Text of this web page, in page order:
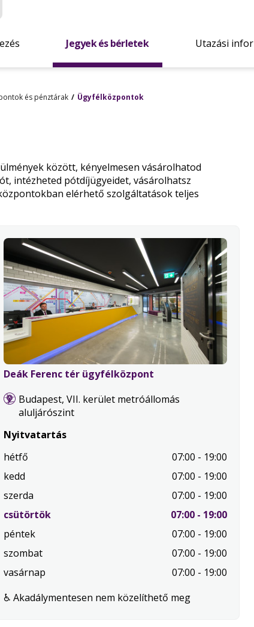
Jegyek és bérletek Utazási
és pénztárak Ügyfélközpontok
között, kényelmesen vásárolhatod
intézheted pótdíjügyeidet, vásárolhatsz
elérhető szolgáltatások teljes
Deák Ferenc tér ügyfélközpont
Budapest, VII. kerület metróállomás
aluljárószint
Nyitvatartás
hétfő
07:00 - 19:00
kedd
07:00 - 19:00
szerda
07:00 - 19:00
csütörtök.
07:00 - 19:00
péntek
07:00 - 19:00
szombat
07:00 - 19:00
vasárnap
07:00 - 19:00
♿ Akadálymentesen nem közelíthető meg